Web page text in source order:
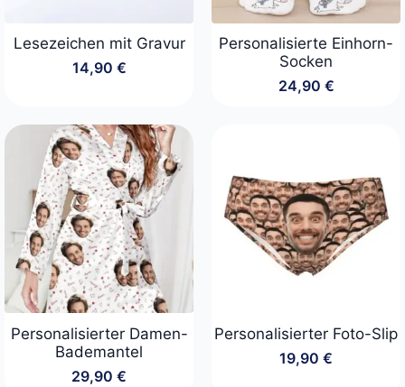
Lesezeichen mit Gravur
14,90 €
Personalisierte Einhorn-
Socken
24,90 €
Personalisierter Damen-
Bademantel
29,90 €
Personalisierter Foto-Slip
19,90 €